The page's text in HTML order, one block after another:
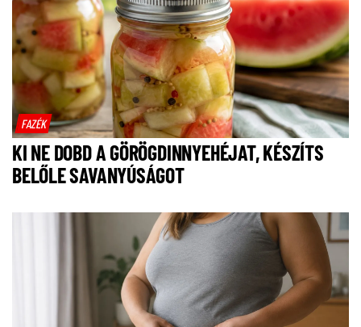
FAZÉK
KI NE DOBD A GÖRÖGDINNYEHÉJAT, KÉSZÍTS
BELŐLE SAVANYÚSÁGOT